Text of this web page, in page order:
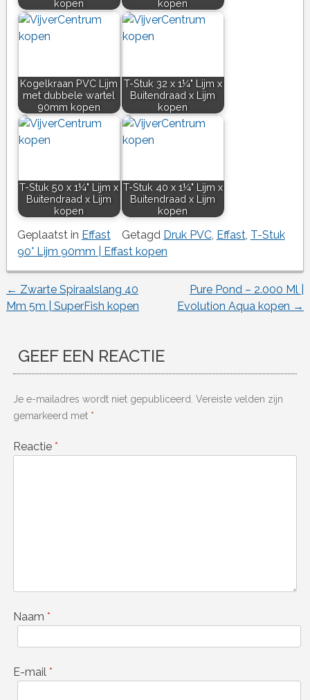
kopen
kopen
Kogelkraan PVC Lijm
met dubbele wartel
90mm kopen
T-Stuk 32 x 1¼" Lijm x
Buitendraad x Lijm
kopen
T-Stuk 50 x 1¼" Lijm x
Buitendraad x Lijm
kopen
T-Stuk 40 x 1¼" Lijm x
Buitendraad x Lijm
kopen
Geplaatst in Effast Getagd Druk PVC, Effast, T-Stuk
90° Lijm 90mm | Effast kopen
Berichtnavigatie
← Zwarte Spiraalslang 40
Mm 5m | SuperFish kopen
Pure Pond – 2.000 Ml |
Evolution Aqua kopen →
GEEF EEN REACTIE
Je e-mailadres wordt niet gepubliceerd. Vereiste velden zijn
gemarkeerd met *
Reactie *
Naam *
E-mail *